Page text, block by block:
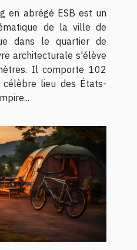
en abrégé ESB est un
de la ville de
dans le quartier de
architecturale s'élève
Il comporte 102
célèbre lieu des États-